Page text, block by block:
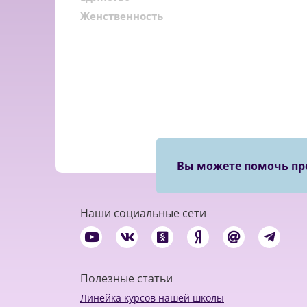
Женственность
Вы можете помочь
Наши социальные сети
Полезные статьи
Линейка курсов нашей школы